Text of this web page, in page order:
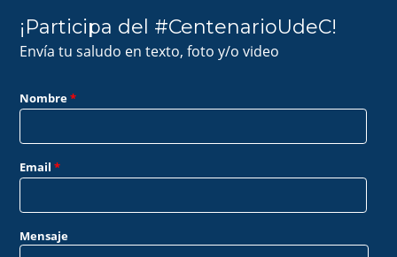
¡Participa del #CentenarioUdeC!
Envía tu saludo en texto, foto y/o video
Nombre*
Email*
Mensaje